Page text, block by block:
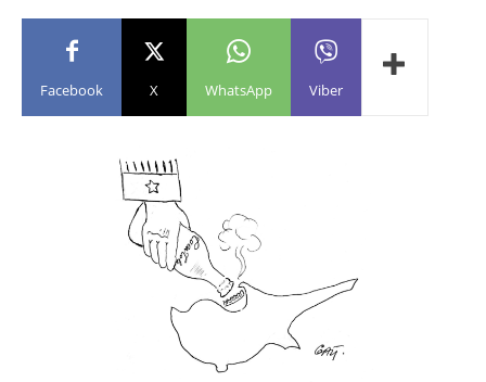
Facebook X WhatsApp Viber